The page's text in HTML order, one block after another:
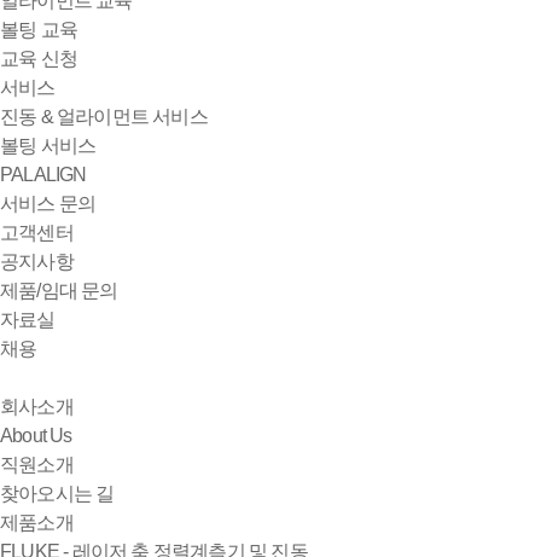
볼팅 교육
교육 신청
서비스
진동 & 얼라이먼트 서비스
볼팅 서비스
PALALIGN
서비스 문의
고객센터
공지사항
제품/임대 문의
자료실
채용
회사소개
About Us
직원소개
찾아오시는 길
제품소개
FLUKE - 레이저 축 정렬계측기 및 진동